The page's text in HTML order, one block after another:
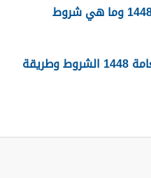
اسماء القبائل النازحة في جازان 1448 وما هي شروط
وظيفة كاتب ضبط في النيابة العامة 1448 الشروط وطريقة